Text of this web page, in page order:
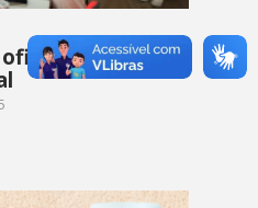
oficina sobre